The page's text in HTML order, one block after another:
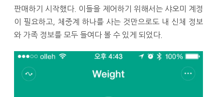
판매하기 시작했다. 이들을 제어하기 위해서는 샤오미 계정
이 필요하고, 체중계 하나를 사는 것만으로도 내 신체 정보
와 가족 정보를 모두 들여다 볼 수 있게 되었다.